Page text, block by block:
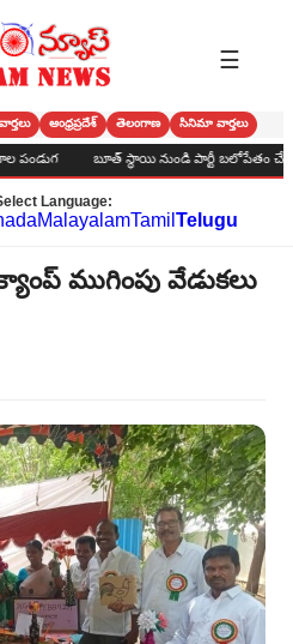
☰
ఆంధ్రప్రదేశ్ తెలంగాణ సినిమా వార్తలు
బూత్ స్థాయి నుండి పార్టీ బలోపేతం చేద్దాం :
Language:
MalayalamTamil Telugu
ముగింపు వేడుకలు